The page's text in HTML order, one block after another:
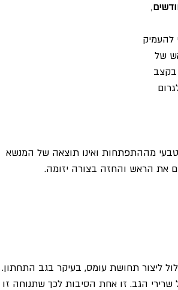
,
להעמיק
של
בקצב
מההתפתחות ואינו תוצאה של המנשא
את הראש והחזה בצורה יזומה.
ליצור תחושת עומס, בעיקר בגב התחתון.
הגב. זו אחת הסיבות לכך שתנוחה זו